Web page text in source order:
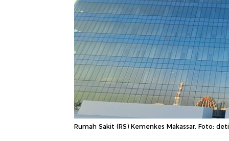
Rumah Sakit (RS) Kemenkes Makassar. Foto: